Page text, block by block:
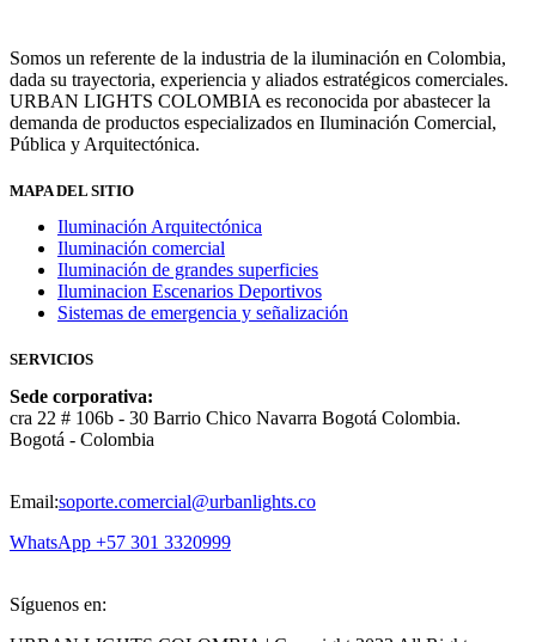
Somos un referente de la industria de la iluminación en Colombia,
dada su trayectoria, experiencia y aliados estratégicos comerciales.
URBAN LIGHTS COLOMBIA es reconocida por abastecer la
demanda de productos especializados en Iluminación Comercial,
Pública y Arquitectónica.
MAPA DEL SITIO
Iluminación Arquitectónica
Iluminación comercial
Iluminación de grandes superficies
Iluminacion Escenarios Deportivos
Sistemas de emergencia y señalización
SERVICIOS
Sede corporativa:
cra 22 # 106b - 30 Barrio Chico Navarra Bogotá Colombia.
Bogotá - Colombia
Email:soporte.comercial@urbanlights.co
WhatsApp +57 301 3320999
Síguenos en: